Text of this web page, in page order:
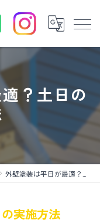
？土日の
外壁塗装は平日が最適？土日の実施方法
実施方法